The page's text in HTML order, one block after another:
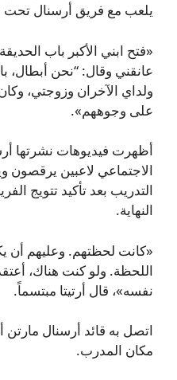
يلعب مع فريق أرسنال تحت 18 عاماً.
«فتح ابني الأكبر باب
عانقني وقال: “نحن أبطال،
ولداي الآخران وزوجتي،
على وجوههم».
أظهرت فيديوهات نشرتها
الاجتماعي لاعبين يرقصون
التدريب بعد تأكيد تتويج
النهاية.
«كانت لحظتهم. وعليهم أن
اللحظة. ولو كنت هناك،
نفسه»، قال أرتيتا مبتسماً.
اتصل به قائد أرسنال مارتن
مكان المدرب.